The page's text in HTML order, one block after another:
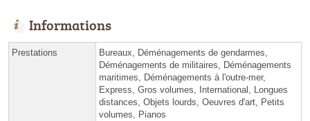
Informations
Prestations
Bureaux, Déménagements de gendarmes,
Déménagements de militaires, Déménagements
maritimes, Déménagements à l'outre-mer,
Express, Gros volumes, International, Longues
distances, Objets lourds, Oeuvres d'art, Petits
volumes, Pianos